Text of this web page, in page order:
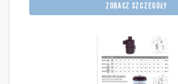
Zobacz szczegóły